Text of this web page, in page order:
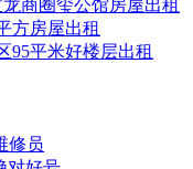
商圈玺公馆房屋出租
方房屋出租
95平米好楼层出租
修员